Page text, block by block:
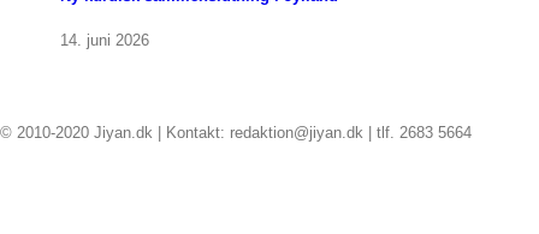
14. juni 2026
© 2010-2020 Jiyan.dk | Kontakt: redaktion@jiyan.dk | tlf. 2683 5664